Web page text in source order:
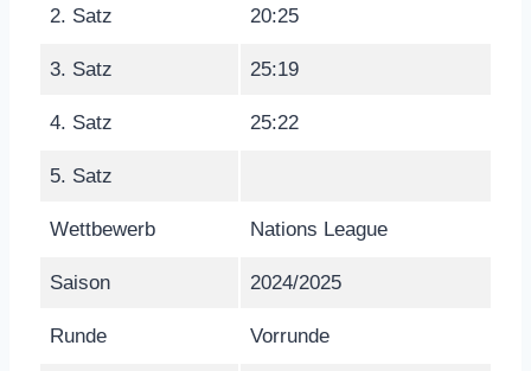
2. Satz 20:25
3. Satz 25:19
4. Satz 25:22
5. Satz
Wettbewerb Nations League
Saison 2024/2025
Runde Vorrunde